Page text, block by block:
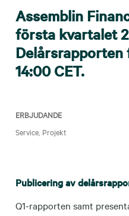
Assemblin
första kvartalet
Delårsrapporten
14:00 CET.
ERBJUDANDE
Service Projekt
Publicering av
Q1-rapporten samt